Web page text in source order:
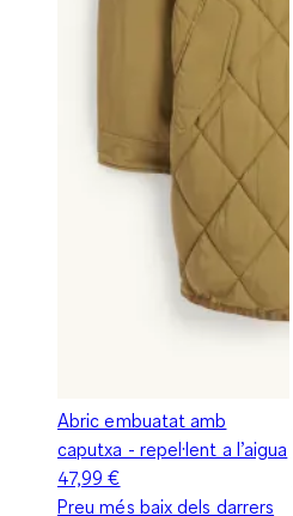
Abric embuatat amb
caputxa - repel·lent a l’aigua
47,99 €
Preu més baix dels darrers